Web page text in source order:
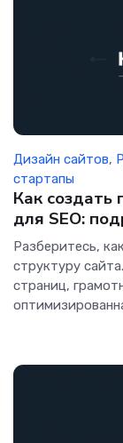
Дизайн сайтов,
стартапы
Как создать
для SEO:
Разберитесь,
структуру
страниц,